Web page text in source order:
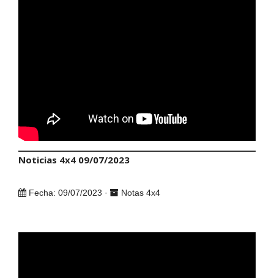
Noticias 4x4 09/07/2023
Fecha: 09/07/2023 · Notas 4x4